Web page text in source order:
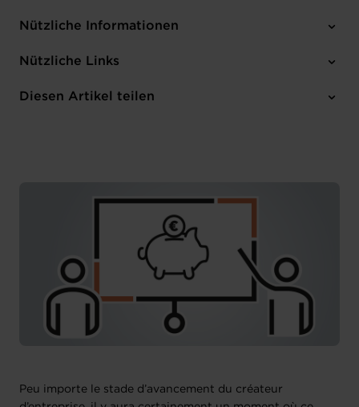
Nützliche Informationen
Mittwoch 17 Jun 2026
Online Workshop
Nützliche Links
Anmelden
Diesen Artikel teilen
Peu importe le stade d’avancement du créateur